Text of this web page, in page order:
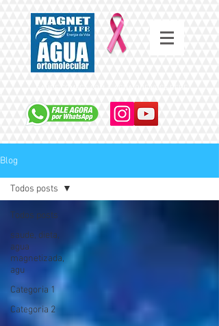
Blog
Todos posts
saude, dieta,
agua
magnetizada,
agu
Categoria 1
Categoria 2
Todos posts